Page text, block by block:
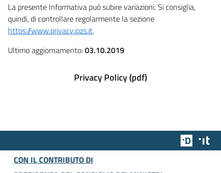
La presente Informativa può subire variazioni. Si consiglia,
quindi, di controllare regolarmente la sezione
https://www.privacy.ipzs.it.
Ultimo aggiornamento:03.10.2019
Privacy Policy (pdf)
Team
CON IL CONTRIBUTO DI